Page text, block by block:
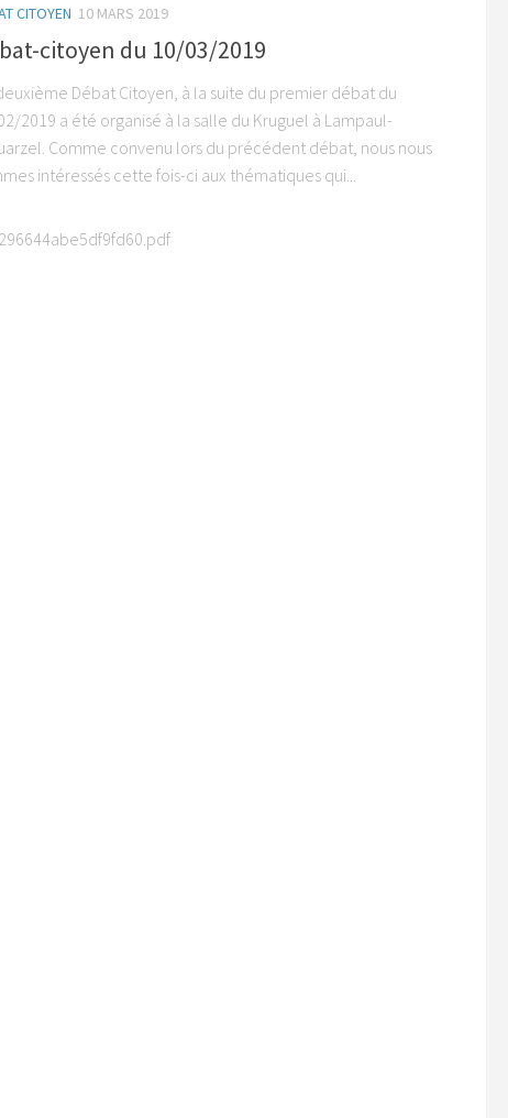
CITOYEN 10 MARS 2019
citoyen du 10/03/2019
Débat Citoyen, à la suite du premier débat du
2019 a été organisé à la salle du Kruguel à Lampaul-
Comme convenu lors du précédent débat, nous nous
intéressés cette fois-ci aux thématiques qui...